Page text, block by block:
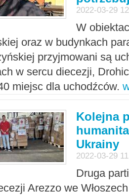
2022-03-29
W
oraz w budynkach
przyjmowani są
w sercu diecezji,
miejsc dla uchodźców.
Kolejna
Ukrainy
2022-03-29
Druga
Arezzo we